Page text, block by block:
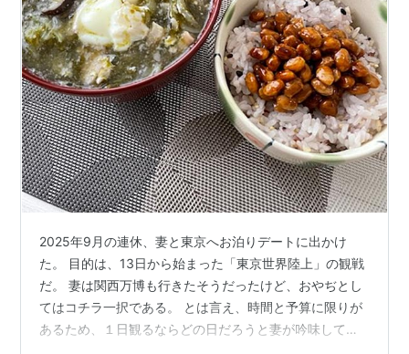
2025年9月の連休、妻と東京へお泊りデートに出かけ
た。 目的は、13日から始まった「東京世界陸上」の観戦
だ。 妻は関西万博も行きたそうだったけど、おやぢとし
てはコチラ一択である。 とは言え、時間と予算に限りが
あるため、１日観るならどの日だろうと妻が吟味してく